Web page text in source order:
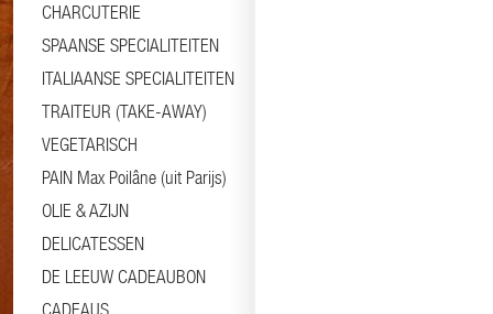
CHARCUTERIE
SPAANSE SPECIALITEITEN
ITALIAANSE SPECIALITEITEN
TRAITEUR (TAKE-AWAY)
VEGETARISCH
PAIN Max Poilâne (uit Parijs)
OLIE & AZIJN
DELICATESSEN
DE LEEUW CADEAUBON
CADEAUS